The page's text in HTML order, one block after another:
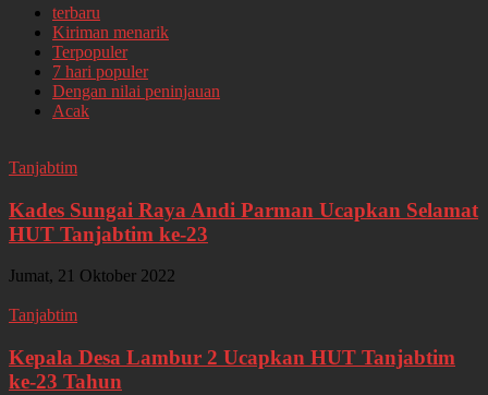
terbaru
Kiriman menarik
Terpopuler
7 hari populer
Dengan nilai peninjauan
Acak
Tanjabtim
Kades Sungai Raya Andi Parman Ucapkan Selamat
HUT Tanjabtim ke-23
Jumat, 21 Oktober 2022
Tanjabtim
Kepala Desa Lambur 2 Ucapkan HUT Tanjabtim
ke-23 Tahun